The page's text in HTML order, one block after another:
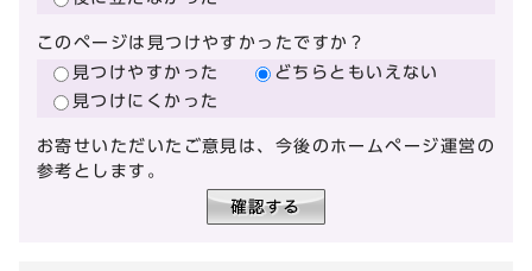
このページは見つけやすかったですか？
見つけやすかった
どちらともいえない
見つけにくかった
お寄せいただいたご意見は、今後のホームページ運営の
参考とします。